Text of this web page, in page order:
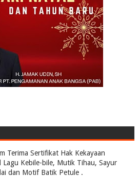
Terima Sertifikat Hak Kekayaan
Lagu Kebile-bile, Mutik Tihau, Sayur
dan Motif Batik Petule .